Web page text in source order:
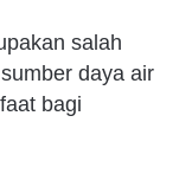
salah
daya air
bagi